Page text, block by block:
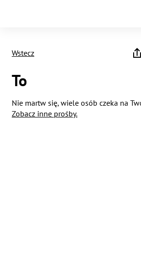
Wstecz
To
Nie martw się, wiele osób czeka na
Zobacz inne prośby.